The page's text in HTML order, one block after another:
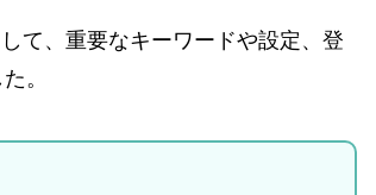
て、重要なキーワードや設定、登
。